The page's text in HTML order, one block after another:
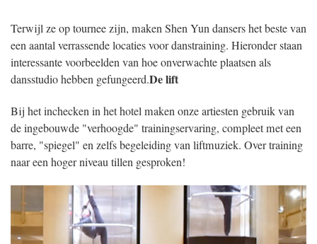
Terwijl ze op tournee zijn, maken Shen Yun dansers het beste van
een aantal verrassende locaties voor danstraining. Hieronder staan
interessante voorbeelden van hoe onverwachte plaatsen als
dansstudio hebben gefungeerd.De lift
Bij het inchecken in het hotel maken onze artiesten gebruik van
de ingebouwde "verhoogde" trainingservaring, compleet met een
barre, "spiegel" en zelfs begeleiding van liftmuziek. Over training
naar een hoger niveau tillen gesproken!